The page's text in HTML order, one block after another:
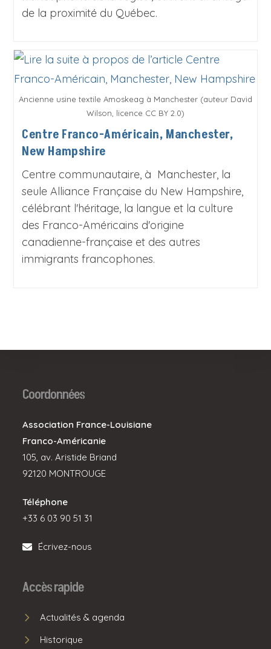
de la proximité du Québec.
Ancienne usine textile Amoskeag à Manchester (auteur David
Wilson, licence CC BY 2.0)
Centre Franco-Américain, Manchester,
New Hampshire
Centre communautaire, à Manchester, la
seule Alliance Française du New Hampshire,
célébrant l'héritage, la langue et la culture
des Franco-Américains d'origine
canadienne-française et des autres
immigrants francophones.
Coordonnées
Association France-Louisiane
Franco-Américanie
105, av. Aristide Briand
92120 MONTROUGE
Téléphone
+33 6 03 90 51 31
Écrivez-nous
Accès rapide
Actualités & agenda
Historique